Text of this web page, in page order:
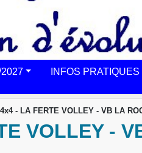
INFOS PRATIQUES
- LA FERTE VOLLEY - VB LA
VOLLEY -